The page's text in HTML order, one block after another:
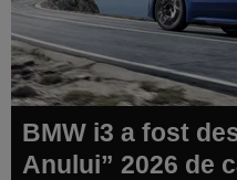
BMW i3 a fost
Anului” 2026 de